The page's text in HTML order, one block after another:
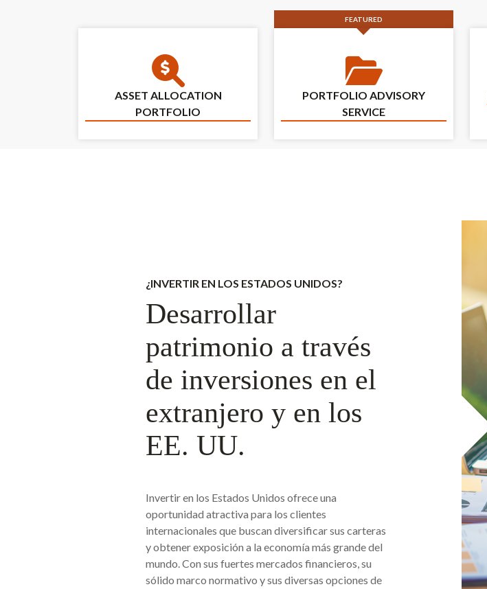
Asset Allocation Portfolio
ASSET ALLOCATION
PORTFOLIO
FEATURED
Portfolio Advisory Service
PORTFOLIO ADVISORY
SERVICE
¿INVERTIR EN LOS ESTADOS UNIDOS?
Desarrollar
patrimonio a través
de inversiones en el
extranjero y en los
EE. UU.
Invertir en los Estados Unidos ofrece una
oportunidad atractiva para los clientes
internacionales que buscan diversificar sus carteras
y obtener exposición a la economía más grande del
mundo. Con sus fuertes mercados financieros, su
sólido marco normativo y sus diversas opciones de